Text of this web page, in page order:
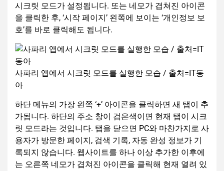
시크릿 모드가 설정됩니다. 또는 네모가 겹쳐진 아이콘
을 클릭한 후, ‘시작 페이지’ 왼쪽에 보이는 ‘개인정보 보
호’를 바로 클릭해도 됩니다.
사파리 앱에서 시크릿 모드를 실행한 모습 / 출처=IT동
아
하단 메뉴의 가장 왼쪽 ‘+’ 아이콘을 클릭하면 새 탭이 추
가됩니다. 하단의 주소 창이 검은색이면 현재 탭이 시크
릿 모드라는 것입니다. 탭을 닫으면 PC와 마찬가지로 사
용자가 방문한 페이지, 검색 기록, 자동 완성 정보가 기
록되지 않습니다. 웹사이트를 하나 이상 추가한 이후에
는 오른쪽 네모가 겹쳐진 아이콘을 클릭해 현재 열려 있